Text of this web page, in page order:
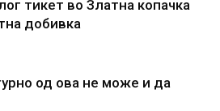
тикет во Златна копачка
добивка
од ова не може и да